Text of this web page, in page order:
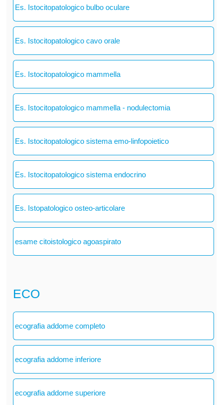
Es. Istocitopatologico bulbo oculare
Es. Istocitopatologico cavo orale
Es. Istocitopatologico mammella
Es. Istocitopatologico mammella - nodulectomia
Es. Istocitopatologico sistema emo-linfopoietico
Es. Istocitopatologico sistema endocrino
Es. Istopatologico osteo-articolare
esame citoistologico agoaspirato
ECO
ecografia addome completo
ecografia addome inferiore
ecografia addome superiore